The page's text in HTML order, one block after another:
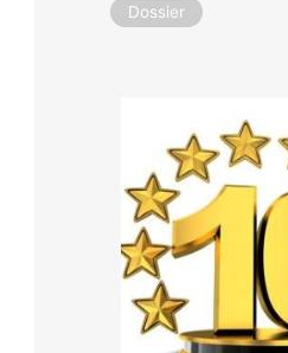
Dossier